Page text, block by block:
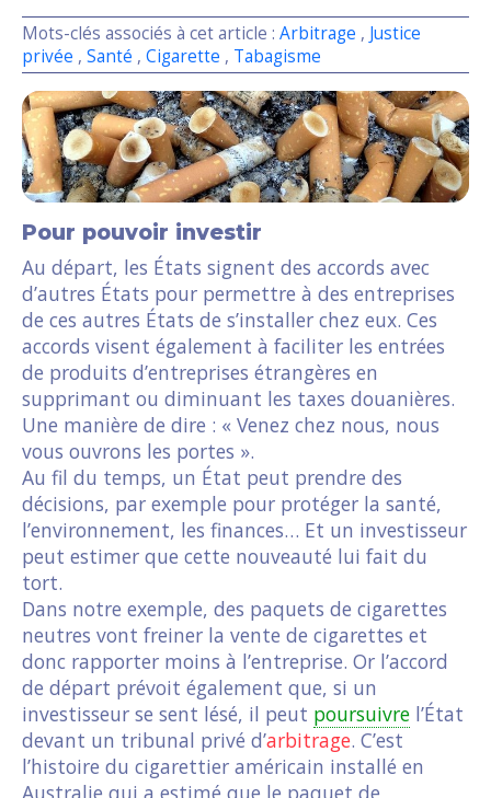
Mots-clés associés à cet article : Arbitrage , Justice
privée , Santé , Cigarette , Tabagisme
Pour pouvoir investir
Au départ, les États signent des accords avec
d’autres États pour permettre à des entreprises
de ces autres États de s’installer chez eux. Ces
accords visent également à faciliter les entrées
de produits d’entreprises étrangères en
supprimant ou diminuant les taxes douanières.
Une manière de dire : « Venez chez nous, nous
vous ouvrons les portes ».
Au fil du temps, un État peut prendre des
décisions, par exemple pour protéger la santé,
l’environnement, les finances… Et un investisseur
peut estimer que cette nouveauté lui fait du
tort.
Dans notre exemple, des paquets de cigarettes
neutres vont freiner la vente de cigarettes et
donc rapporter moins à l’entreprise. Or l’accord
de départ prévoit également que, si un
investisseur se sent lésé, il peut poursuivre l’État
devant un tribunal privé d’arbitrage. C’est
l’histoire du cigarettier américain installé en